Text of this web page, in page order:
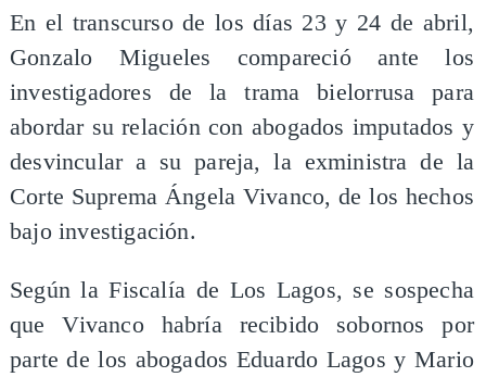
En el transcurso de los días 23 y 24 de abril,
Gonzalo Migueles compareció ante los
investigadores de la trama bielorrusa para
abordar su relación con abogados imputados y
desvincular a su pareja, la exministra de la
Corte Suprema Ángela Vivanco, de los hechos
bajo investigación.
Según la Fiscalía de Los Lagos, se sospecha
que Vivanco habría recibido sobornos por
parte de los abogados Eduardo Lagos y Mario